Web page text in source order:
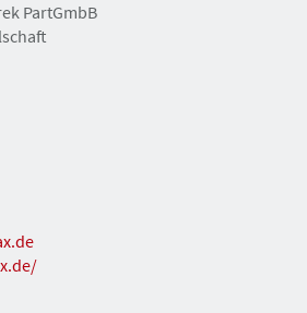
in der Hamburger
Angebot
PartGmbB